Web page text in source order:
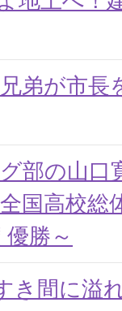
弟が市長
部の山口
国高校総
勝～
き間に溢